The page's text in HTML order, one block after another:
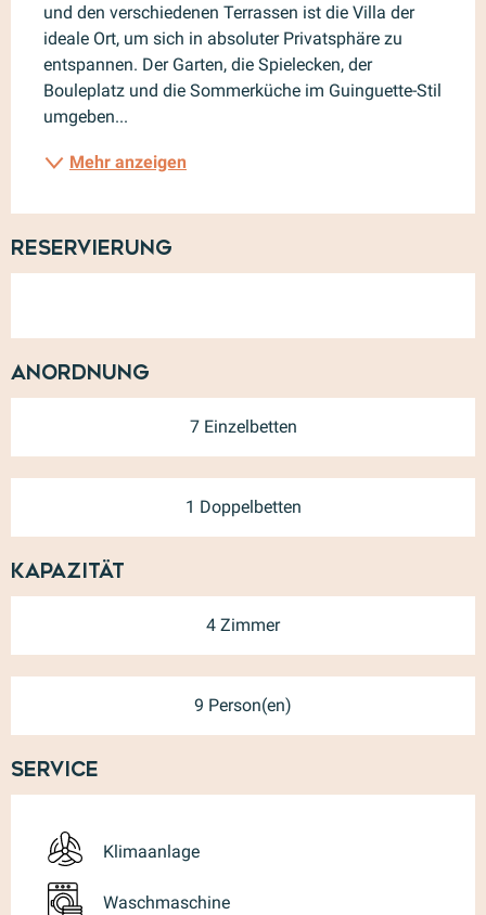
und den verschiedenen Terrassen ist die Villa der
ideale Ort, um sich in absoluter Privatsphäre zu
entspannen. Der Garten, die Spielecken, der
Bouleplatz und die Sommerküche im Guinguette-Stil
umgeben...
Mehr anzeigen
Reservierung
Anordnung
7 Einzelbetten
1 Doppelbetten
Kapazität
4 Zimmer
9 Person(en)
Service
Klimaanlage
Waschmaschine